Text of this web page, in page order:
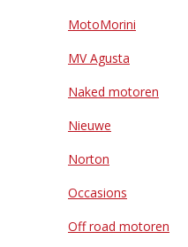
MotoMorini
MV Agusta
Naked motoren
Nieuwe
Norton
Occasions
Off road motoren